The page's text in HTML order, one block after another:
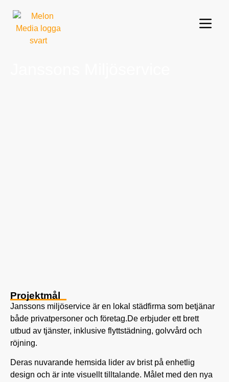
Projektmål
Janssons miljöservice är en lokal städfirma som betjänar
både privatpersoner och företag.De erbjuder ett brett
utbud av tjänster, inklusive flyttstädning, golvvård och
röjning.
Deras nuvarande hemsida lider av brist på enhetlig
design och är inte visuellt tilltalande. Målet med den nya